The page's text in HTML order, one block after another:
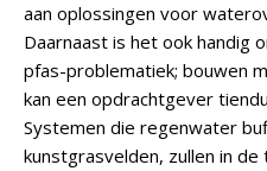
aan oplossingen voor
Daarnaast is het ook handig
pfas-problematiek; bouwen
kan een opdrachtgever
Systemen die regenwater
kunstgrasvelden, zullen in